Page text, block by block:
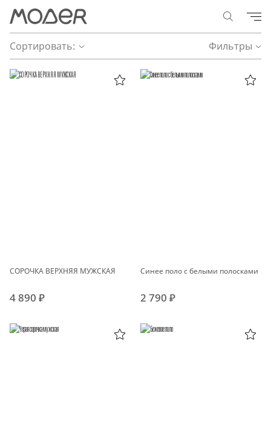
Сортировать: Фильтры
СОРОЧКА ВЕРХНЯЯ МУЖСКАЯ
4 890 ₽
Синее поло с белыми полосками
2 790 ₽